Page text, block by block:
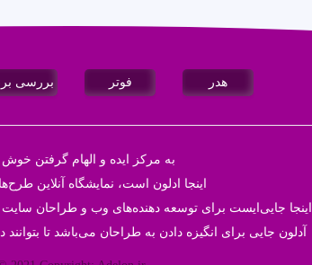
هدر فوتر بررسی
به مرکز ایده و الهام گرفتن خوش
اینجا ادلون است، نمایشگاه آنلاین
اینجا جایی‌ایست برای توسعه دهنده‌های وب و طراحان سایت
آدلون جایی برای انگیزه دادن به طراحان می‌باشد تا